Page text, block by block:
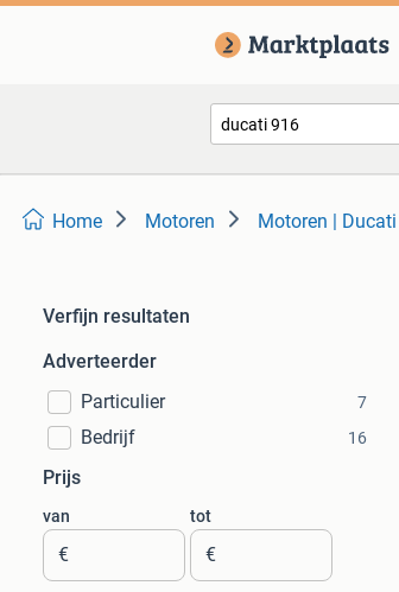
Home Motoren Motoren | Ducati
Verfijn resultaten
Adverteerder
Particulier
7
Bedrijf 16
Prijs
van
€
tot
€